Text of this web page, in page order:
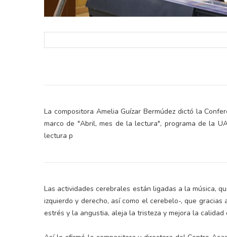
La compositora Amelia Guízar Bermúdez dictó la
marco de "Abril, mes de la lectura", programa de la
lectura p
Las actividades cerebrales están ligadas a la música,
izquierdo y derecho, así como el cerebelo-, que
estrés y la angustia, aleja la tristeza y mejora la